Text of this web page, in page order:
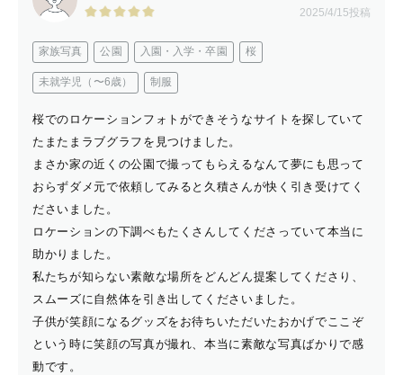
2025/4/15投稿
家族写真 公園 入園・入学・卒園 桜
未就学児（〜6歳） 制服
桜でのロケーションフォトができそうなサイトを探していて
たまたまラブグラフを見つけました。
まさか家の近くの公園で撮ってもらえるなんて夢にも思って
おらずダメ元で依頼してみると久積さんが快く引き受けてく
ださいました。
ロケーションの下調べもたくさんしてくださっていて本当に
助かりました。
私たちが知らない素敵な場所をどんどん提案してくださり、
スムーズに自然体を引き出してくださいました。
子供が笑顔になるグッズをお待ちいただいたおかげでここぞ
という時に笑顔の写真が撮れ、本当に素敵な写真ばかりで感
動です。